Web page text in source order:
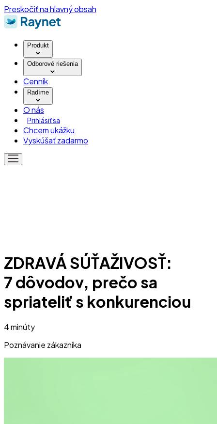
Preskočiť na hlavný obsah
Produkt
Odborové riešenia
Cenník
Radíme
O nás
Prihlásiť sa
Chcem ukážku
Vyskúšať zadarmo
ZDRAVÁ SÚŤAŽIVOSŤ:
7 dôvodov, prečo sa
spriateliť s konkurenciou
4 minúty
Poznávanie zákazníka